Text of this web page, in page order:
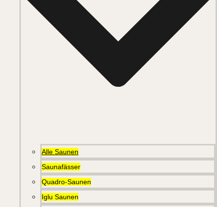
Alle Saunen
Saunafässer
Quadro-Saunen
Iglu Saunen